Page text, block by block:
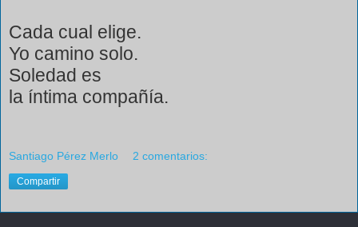
Cada cual elige.
Yo camino solo.
Soledad es
la íntima compañía.
Santiago Pérez Merlo 2 comentarios:
Compartir